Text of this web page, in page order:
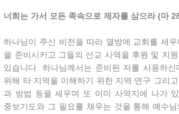
너희는 가서 모든 족속으로 제자를 삼으라 (마
하나님이 주신 비전을 따라 열방에 교회를 세
을 준비시키고 그들의 선교 사역을 후원 및 지
있습니다. 하나님께서는 준비된 자를 사용하
위해 타 지역을 이해하기 위한 지역 연구 그리
과 방법 등을 세우며 또 이미 사역지에 나가
중보기도와 그 필요를 채우는 것을 통해 예수